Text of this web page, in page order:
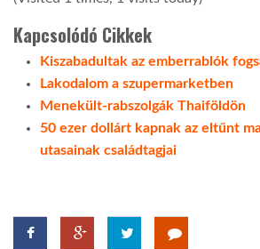
GLOBOBOOK
Kapcsolódó Cikkek
Kiszabadultak az emberrablók
Lakodalom a szupermarketben
Menekült-rabszolgák Thaiföldön
50 ezer dollárt kapnak az eltűnt
utasainak családtagjai